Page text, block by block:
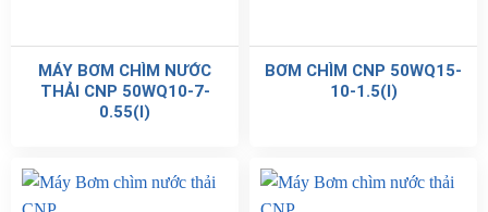
MÁY BƠM CHÌM NƯỚC
THẢI CNP 50WQ10-7-
0.55(I)
BƠM CHÌM CNP 50WQ15-
10-1.5(I)